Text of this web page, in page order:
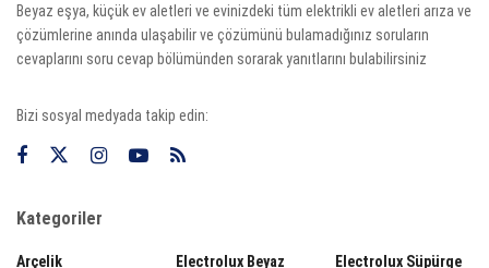
Beyaz eşya, küçük ev aletleri ve evinizdeki tüm elektrikli ev aletleri arıza ve
çözümlerine anında ulaşabilir ve çözümünü bulamadığınız soruların
cevaplarını soru cevap bölümünden sorarak yanıtlarını bulabilirsiniz
Bizi sosyal medyada takip edin:
Kategoriler
Arçelik Electrolux Beyaz Electrolux Süpürge